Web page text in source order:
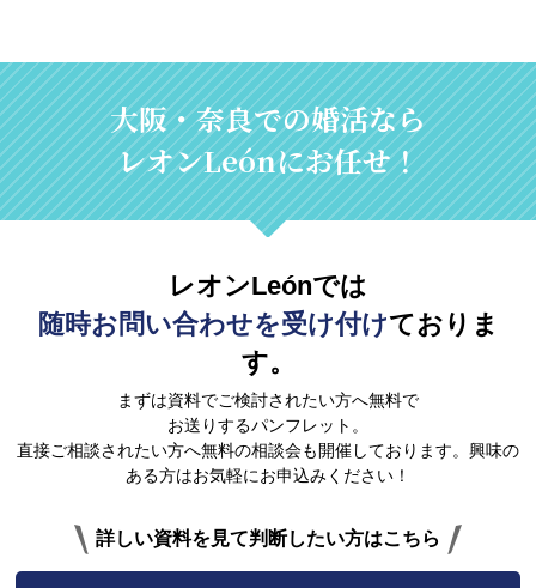
大阪・奈良での婚活なら
レオンLeónにお任せ！
レオンLeónでは
随時お問い合わせを受け付けておりま
す。
まずは資料でご検討されたい方へ無料で
お送りするパンフレット。
直接ご相談されたい方へ無料の相談会も開催しております。興味の
ある方はお気軽にお申込みください！
詳しい資料を見て判断したい方はこちら